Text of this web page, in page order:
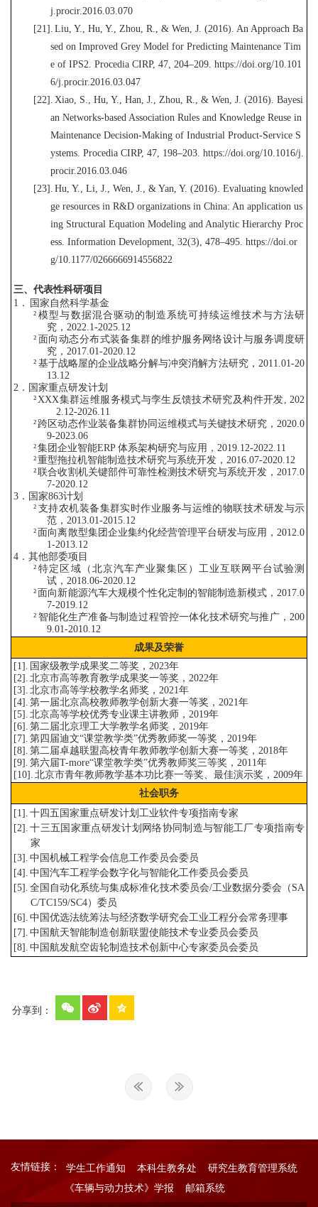
j.procir.2016.03.070
[21]. Liu, Y., Hu, Y., Zhou, R., & Wen, J. (2016). An Approach Ba
sed on Improved Grey Model for Predicting Maintenance Tim
e of IPS2. Procedia CIRP, 47, 204–209. https://doi.org/10.101
6/j.procir.2016.03.047
[22]. Xiao, S., Hu, Y., Han, J., Zhou, R., & Wen, J. (2016). Bayesi
an Networks-based Association Rules and Knowledge Reuse in
Maintenance Decision-Making of Industrial Product-Service S
ystems. Procedia CIRP, 47, 198–203. https://doi.org/10.1016/j.
procir.2016.03.046
[23]. Hu, Y., Li, J., Wen, J., & Yan, Y. (2016). Evaluating knowled
ge resources in R&D organizations in China: An application us
ing Structural Equation Modeling and Analytic Hierarchy Proc
ess. Information Development, 32(3), 478–495. https://doi.or
g/10.1177/0266666914556822
三、代表性科研项目
1．
国家自然科学基金
² 模型与数据混合驱动的制造系统可持续运维技术与方法研
究，2022.1-2025.12
² 面向动态分布式装备集群的维护服务网络设计与服务调度研
究，2017.01-2020.12
² 基于战略屋的企业战略分解与冲突消解方法研究，2011.01-20
13.12
2．国家重点研发计划
²XXX集群运维服务模式与孪生反馈技术研究及构件开发, 202
2.12-2026.11
²跨区动态作业装备集群协同运维模式与关键技术研究，2020.0
9-2023.06
²集团企业智能ERP 体系架构研究与应用，2019.12-2022.11
²重型拖拉机智能制造技术研究与系统开发，2016.07-2020.12
²联合收割机关键部件可靠性检测技术研究与系统开发，2017.0
7-2020.12
3．国家863计划
² 支持农机装备集群实时作业服务与运维的物联技术研发与示
范，2013.01-2015.12
² 面向离散型集团企业集约化经营管理平台研发与应用，2012.0
1-2013.12
4．其他部委项目
² 特定区域（北京汽车产业聚集区）工业互联网平台试验测
试，2018.06-2020.12
² 面向新能源汽车大规模个性化定制的智能制造新模式，2017.0
7-2019.12
² 智能化生产准备与制造过程管控一体化技术研究与推广，200
9.01-2010.12
成果及荣誉
[1]. 国家级教学成果奖二等奖， 2023年
[2]. 北京市高等教育教学成果奖一等奖，2022年
[3]. 北京市高等学校教学名师奖，2021年
[4]. 第一届北京高校教师教学创新大赛一等奖，2021年
[5]. 北京高等学校优秀专业课主讲教师，2019年
[6]. 第二届北京理工大学教学名师奖，2019年
[7]. 第四届迪文“课堂教学类”优秀教师奖一等奖，2019年
[8]. 第二届卓越联盟高校青年教师教学创新大赛一等奖，2018年
[9]. 第六届T-more“课堂教学类”优秀教师奖三等奖， 2011年
[10]. 北京市青年教师教学基本功比赛一等奖、最佳演示奖，2009年
社会职务
[1]. 十四五国家重点研发计划工业软件专项指南专家
[2]. 十三五国家重点研发计划网络协同制造与智能工厂专项指南专
家
[3]. 中国机械工程学会信息工作委员会委员
[4]. 中国汽车工程学会数字化与智能化工作委员会委员
[5]. 全国自动化系统与集成标准化技术委员会/工业数据分委会（ SA
C/TC159/SC4）委员
[6]. 中国优选法统筹法与经济数学研究会工业工程分会常务理事
[7]. 中国航天智能制造创新联盟使能技术专业委员会委员
[8]. 中国航发航空齿轮制造技术创新中心专家委员会委员
分享到：
友情链接： 学生工作通知 本科生教务处
研究生教育管理系统
《车辆与动力技术》学报
邮箱系统